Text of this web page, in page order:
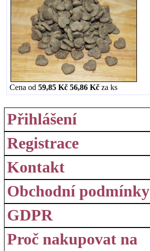
Cena od 59,85 Kč 56,86 Kč za ks
Přihlášení
Registrace
Kontakt
Obchodní podmínky
GDPR
Proč nakupovat na